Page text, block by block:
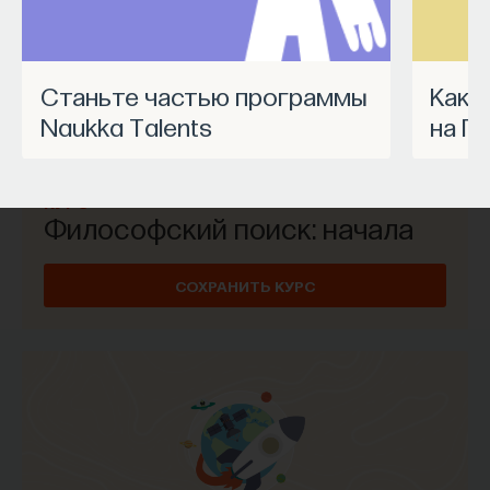
Станьте частью программы
Naukka Talents
Как запустить спецпроект
на
Философский поиск: начала
СОХРАНИТЬ КУРС